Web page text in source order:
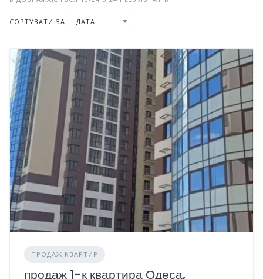
СОРТУВАТИ ЗА ДАТА
ПРОДАЖ КВАРТИР
продаж 1-к квартира Одеса,